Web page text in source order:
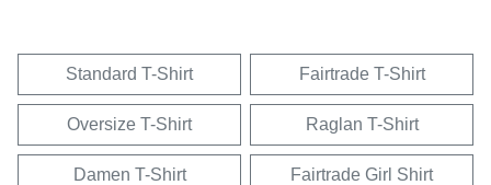
Standard T-Shirt Fairtrade T-Shirt
Oversize T-Shirt Raglan T-Shirt
Damen T-Shirt Fairtrade Girl Shirt